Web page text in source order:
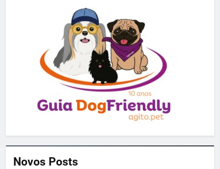
Novos Posts